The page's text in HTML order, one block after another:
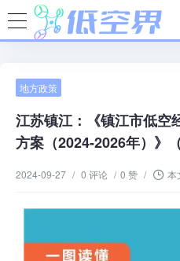
地方政策
江苏镇江：《镇江市低空
方案（2024-2026年）》
2024-09-27 / 0 评论 / 0 赞 / 本